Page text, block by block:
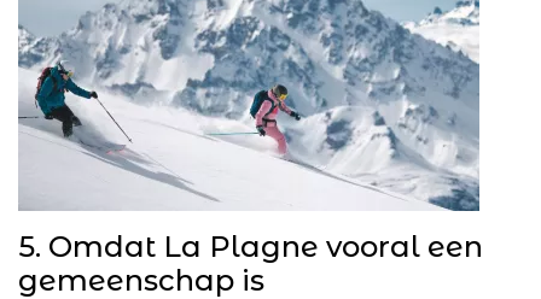
5. Omdat La Plagne vooral een
gemeenschap is